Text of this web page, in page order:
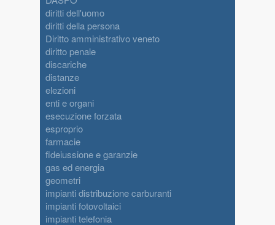
diritti dell'uomo
diritti della persona
Diritto amministrativo veneto
diritto penale
discariche
distanze
elezioni
enti e organi
esecuzione forzata
esproprio
farmacie
fideiussione e garanzie
gas ed energia
geometri
impianti distribuzione carburanti
impianti fotovoltaici
impianti telefonia